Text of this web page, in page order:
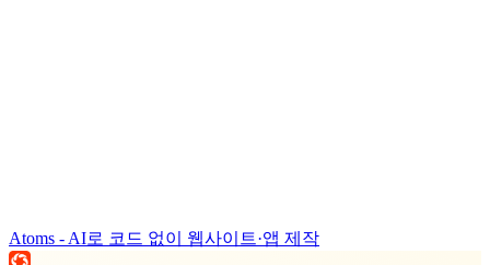
Atoms - AI로 코드 없이 웹사이트·앱 제작